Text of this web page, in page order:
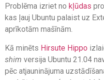
Problēma izriet no kļūdas
kas ļauj Ubuntu palaist uz
aprīkotām mašīnām.
Kā minēts Hirsute Hippo
shim versija Ubuntu 21.04
pēc atjauninājuma